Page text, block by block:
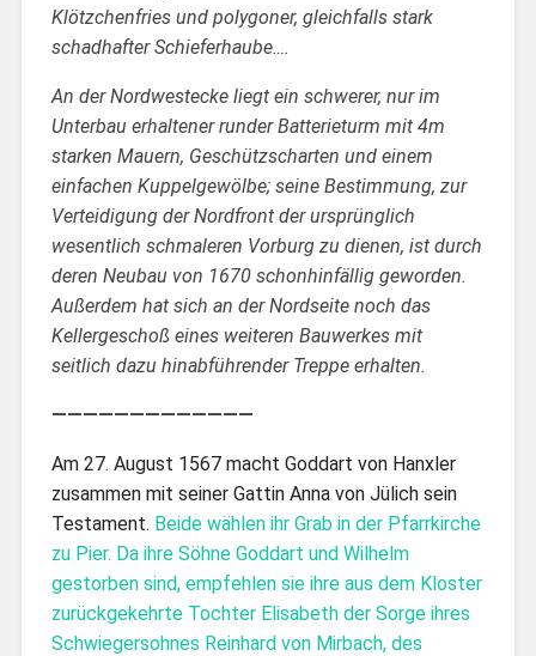
Klötzchenfries und polygoner, gleichfalls stark
schadhafter Schieferhaube….
An der Nordwestecke liegt ein schwerer, nur im
Unterbau erhaltener runder Batterieturm mit 4m
starken Mauern, Geschützscharten und einem
einfachen Kuppelgewölbe; seine Bestimmung, zur
Verteidigung der Nordfront der ursprünglich
wesentlich schmaleren Vorburg zu dienen, ist durch
deren Neubau von 1670 schonhinfällig geworden.
Außerdem hat sich an der Nordseite noch das
Kellergeschoß eines weiteren Bauwerkes mit
seitlich dazu hinabführender Treppe erhalten.
—————————————
Am 27. August 1567 macht Goddart von Hanxler
zusammen mit seiner Gattin Anna von Jülich sein
Testament. Beide wählen ihr Grab in der Pfarrkirche
zu Pier. Da ihre Söhne Goddart und Wilhelm
gestorben sind, empfehlen sie ihre aus dem Kloster
zurückgekehrte Tochter Elisabeth der Sorge ihres
Schwiegersohnes Reinhard von Mirbach, des